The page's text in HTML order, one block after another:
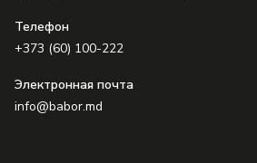
Телефон
+373 (60) 100-222
Электронная почта
info@babor.md